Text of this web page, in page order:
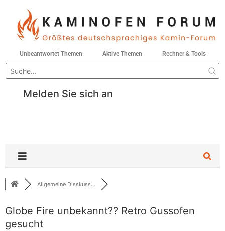
Unbeantwortet Themen Aktive Themen Rechner & Tools
Melden Sie sich an
Allgemeine Disskuss...
Globe Fire unbekannt?? Retro Gussofen
gesucht